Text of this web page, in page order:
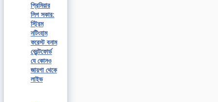
প্রিমিয়ার
লিগ সকার:
স্ট্রিম
নটিংহাম
ফরেস্ট বনাম
ব্রেন্টফোর্ড
যে কোনও
জায়গা থেকে
লাইভ